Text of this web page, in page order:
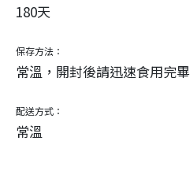
180天
保存方法：
常溫，開封後請迅速食用完畢
配送方式：
常溫